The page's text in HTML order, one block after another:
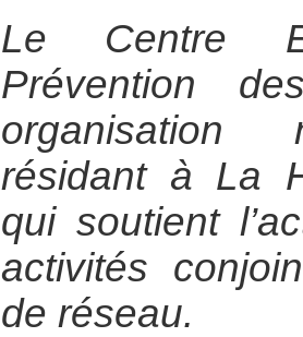
Le Centre
Prévention
organisation
résidant à La
qui soutient
activités
de réseau.